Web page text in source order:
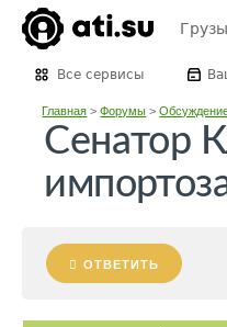
Грузы
Все сервисы
Главная >Форумы >
Сенатор
ОТВЕТИТЬ